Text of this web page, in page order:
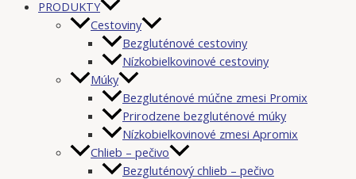
PRODUKTY
Cestoviny
Bezgluténové cestoviny
Nízkobielkovinové cestoviny
Múky
Bezgluténové múčne zmesi Promix
Prirodzene bezgluténové múky
Nízkobielkovinové zmesi Apromix
Chlieb – pečivo
Bezgluténový chlieb – pečivo